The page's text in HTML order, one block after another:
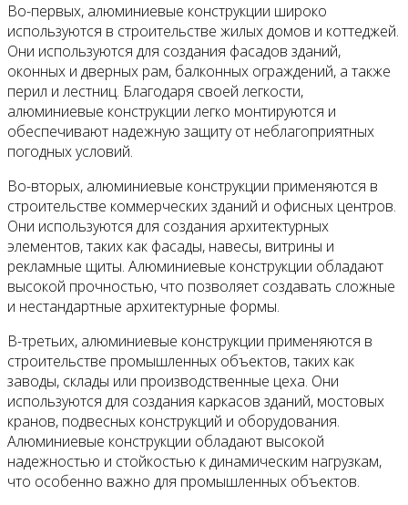
Во-первых, алюминиевые конструкции широко
используются в строительстве жилых домов и коттеджей.
Они используются для создания фасадов зданий,
оконных и дверных рам, балконных ограждений, а также
перил и лестниц. Благодаря своей легкости,
алюминиевые конструкции легко монтируются и
обеспечивают надежную защиту от неблагоприятных
погодных условий.
Во-вторых, алюминиевые конструкции применяются в
строительстве коммерческих зданий и офисных центров.
Они используются для создания архитектурных
элементов, таких как фасады, навесы, витрины и
рекламные щиты. Алюминиевые конструкции обладают
высокой прочностью, что позволяет создавать сложные
и нестандартные архитектурные формы.
В-третьих, алюминиевые конструкции применяются в
строительстве промышленных объектов, таких как
заводы, склады или производственные цеха. Они
используются для создания каркасов зданий, мостовых
кранов, подвесных конструкций и оборудования.
Алюминиевые конструкции обладают высокой
надежностью и стойкостью к динамическим нагрузкам,
что особенно важно для промышленных объектов.